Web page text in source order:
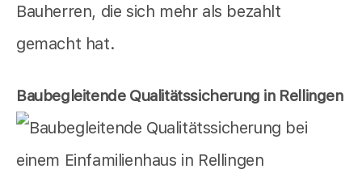
Bauherren, die sich mehr als bezahlt
gemacht hat.
Baubegleitende Qualitätssicherung in Rellingen